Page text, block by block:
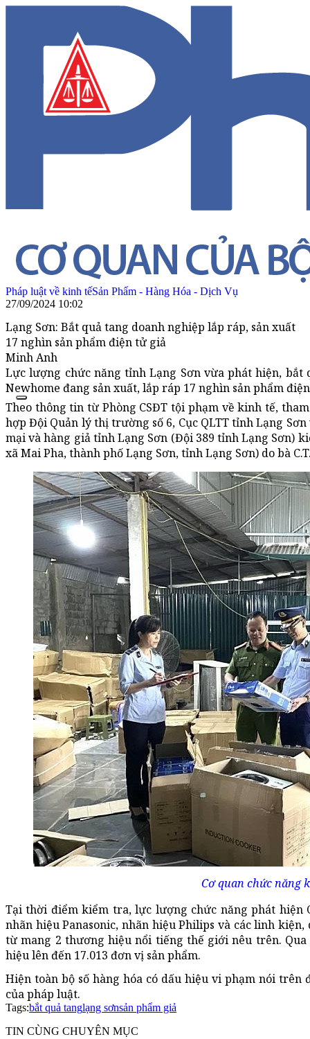
Pháp luật về kinh tếSản Phẩm - Hàng Hóa - Dịch Vụ
27/09/2024 10:02
Lạng Sơn: Bắt quả tang doanh nghiệp lắp ráp, sản xuất
17 nghìn sản phẩm điện tử giả
Minh Anh
Lực lượng chức năng tỉnh Lạng Sơn vừa phát hiện,
Newhome đang sản xuất, lắp ráp 17 nghìn sản phẩm
Theo thông tin từ Phòng CSĐT tội phạm về kinh tế,
hợp Đội Quản lý thị trường số 6, Cục QLTT tỉnh Lạng
mại và hàng giả tỉnh Lạng Sơn (Đội 389 tỉnh Lạng Sơn)
xã Mai Pha, thành phố Lạng Sơn, tỉnh Lạng Sơn) do bà
Cơ quan chức năng
Tại thời điểm kiểm tra, lực lượng chức năng phát hiện
nhãn hiệu Panasonic, nhãn hiệu Philips và các linh
từ mang 2 thương hiệu nổi tiếng thế giới nêu trên.
hiệu lên đến 17.013 đơn vị sản phẩm.
Hiện toàn bộ số hàng hóa có dấu hiệu vi phạm nói
của pháp luật.
Tags:bắt quả tanglạng sơnsản phẩm giả
TIN CÙNG CHUYÊN MỤC